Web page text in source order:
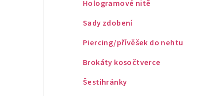
Hologramové nitě
Sady zdobení
Piercing/přívěšek do nehtu
Brokáty kosočtverce
Šestihránky